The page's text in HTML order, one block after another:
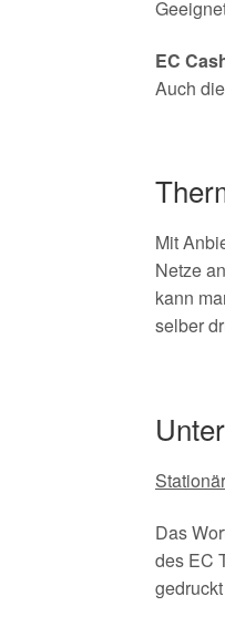
EC
Auch
Mit
Netze
kann
selber
Das
des EC